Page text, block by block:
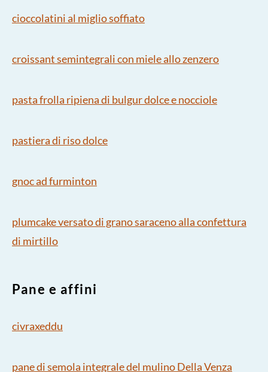
cioccolatini al miglio soffiato
croissant semintegrali con miele allo zenzero
pasta frolla ripiena di bulgur dolce e nocciole
pastiera di riso dolce
gnoc ad furminton
plumcake versato di grano saraceno alla confettura
di mirtillo
Pane e affini
civraxeddu
pane di semola integrale del mulino Della Venza